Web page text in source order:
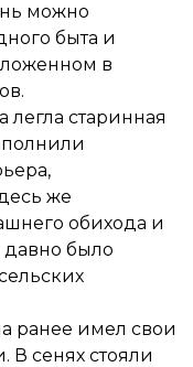
можно
быта и
в
легла старинная
же
обихода и
давно было
ранее имел свои
В сенях стояли